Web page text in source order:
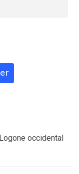
occidental